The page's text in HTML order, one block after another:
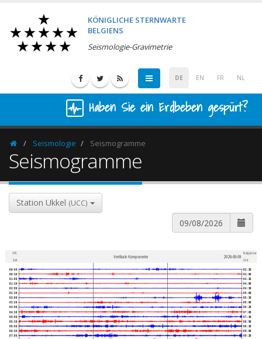
KÖNIGLICHE STERNWARTE
BELGIENS
Seismologie-Gravimetrie
DE EN FR NL
Haben Sie ein Erdbeben gespürt?
HomepageSeismologie Seismogramme
Seismogramme
Station Ukkel (UCC)
UTC
Zeit
Vertikale Komponente 2026-08-09
Belgischer
Zeit
00:00
00:30
01:00
01:30
02:00
02:30
03:00
03:30
04:00
04:30
05:00
05:30
06:00
06:30
07:00
02:30
03:00
03:30
04:00
04:30
05:00
05:30
06:00
06:30
07:00
07:30
08:00
08:30
09:00
09:30